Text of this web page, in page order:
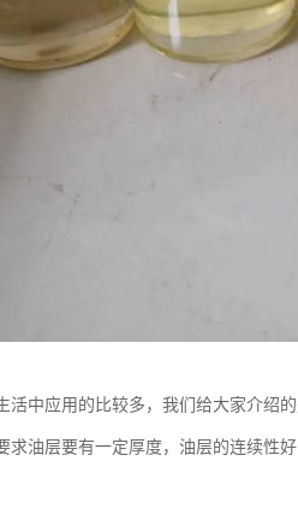
活中应用的比较多，我们给大家介绍
求油层要有一定厚度，油层的连续性